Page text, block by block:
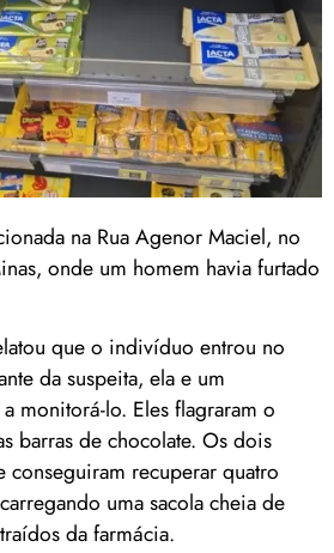
na Rua Agenor Maciel, no
onde um homem havia furtado
que o indivíduo entrou no
da suspeita, ela e um
monitorá-lo. Eles flagraram o
barras de chocolate. Os dois
conseguiram recuperar quatro
uma sacola cheia de
da farmácia.